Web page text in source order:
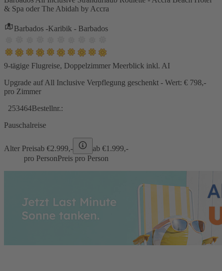
& Spa oder The Abidah by Accra
Barbados -Karibik - Barbados
9-tägige Flugreise, Doppelzimmer Meerblick inkl. AI
Upgrade auf All Inclusive Verpflegung geschenkt - Wert: € 798,-
pro Zimmer
253464Bestellnr.:
Pauschalreise
Alter Preisab €2.999,- ab €1.999,-
pro PersonPreis pro Person